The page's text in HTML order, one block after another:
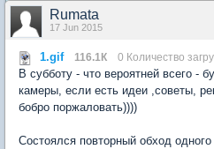
Rumata
17 Jun 2015
1.gif 116.1К 0 Количество
В субботу - что вероятней всего -
камеры, если есть идеи ,советы,
бобро поржаловать))))
Состоялся повторный обход